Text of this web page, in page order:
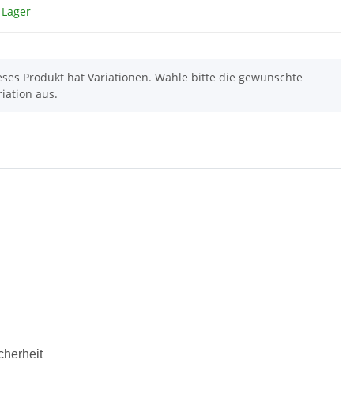
Produkt hat Variationen. Wähle bitte die gewünschte
aus.